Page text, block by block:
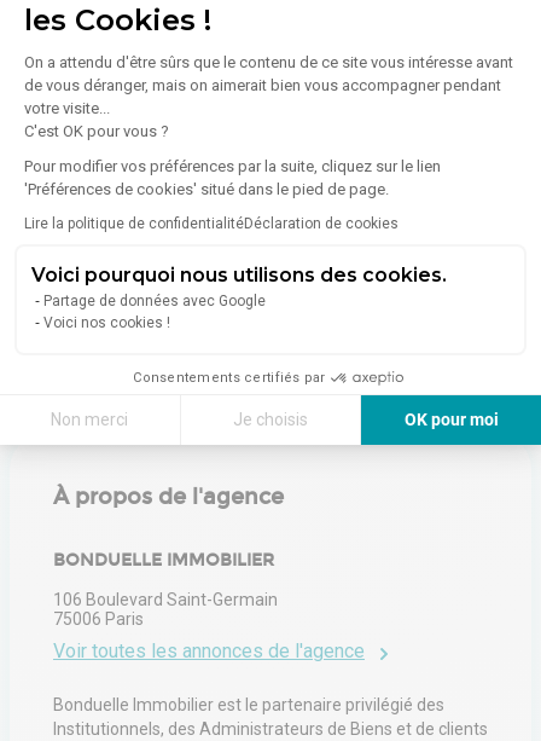
les Cookies !
On a attendu d'être sûrs que le contenu de ce site vous intéresse avant
de vous déranger, mais on aimerait bien vous accompagner pendant
votre visite...
C'est OK pour vous ?
Pour modifier vos préférences par la suite, cliquez sur le lien
'Préférences de cookies' situé dans le pied de page.
Lire la politique de confidentialitéDéclaration de cookies
Voici pourquoi nous utilisons des cookies.
Partage de données avec Google
Voici nos cookies !
Consentements certifiés par
Non merci Je choisis
OK pour moi
Notre plateforme vous permet d'adapter et de gérer vos paramètres
Énergie
Diagnostic de performance énergétique (DPE)
Consommation (énergie primaire) :Non communiqué
Émissions :
En savoir plus sur le bien
À propos de l'agence
BONDUELLE IMMOBILIER
106 Boulevard Saint-Germain
75006 Paris
Voir toutes les annonces de l'agence
Bonduelle Immobilier est le partenaire privilégié des
Institutionnels, des Administrateurs de Biens et de clients